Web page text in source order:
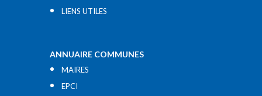
LIENS UTILES​
ANNUAIRE COMMUNES
MAIRES
EPCI